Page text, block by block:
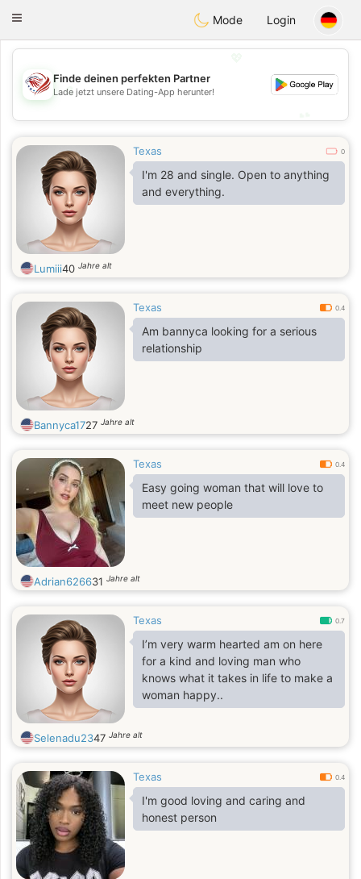
Dating
Toggle
Mode Login
💖
💕
Finde deinen perfekten Partner
Lade jetzt unsere Dating-App herunter!
Texas 0
I'm 28 and single. Open to anything
and everything.
Lumiii40 Jahre alt
Texas 0.4
Am bannyca looking for a serious
relationship
Bannyca1727 Jahre alt
Texas 0.4
Easy going woman that will love to
meet new people
Adrian626631 Jahre alt
Texas 0.7
I’m very warm hearted am on here
for a kind and loving man who
knows what it takes in life to make a
woman happy..
Selenadu2347 Jahre alt
Texas 0.4
I'm good loving and caring and
honest person